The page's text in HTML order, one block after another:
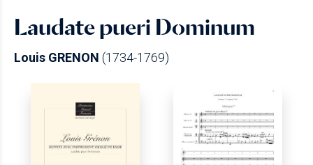
Laudate pueri Dominum
Louis GRENON (1734-1769)